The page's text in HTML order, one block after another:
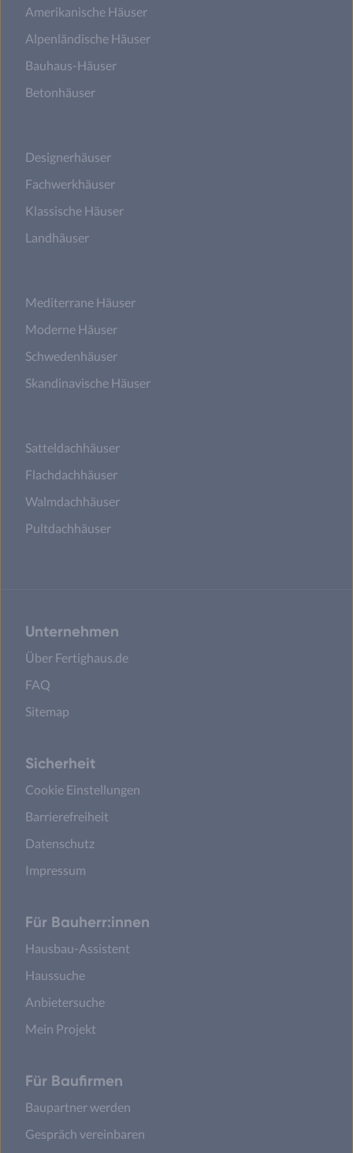
Amerikanische Häuser
Alpenländische Häuser
Bauhaus-Häuser
Betonhäuser
Designerhäuser
Fachwerkhäuser
Klassische Häuser
Landhäuser
Mediterrane Häuser
Moderne Häuser
Schwedenhäuser
Skandinavische Häuser
Satteldachhäuser
Flachdachhäuser
Walmdachhäuser
Pultdachhäuser
Unternehmen
Über Fertighaus.de
FAQ
Sitemap
Sicherheit
Cookie Einstellungen
Barrierefreiheit
Datenschutz
Impressum
Für Bauherr:innen
Hausbau-Assistent
Haussuche
Anbietersuche
Mein Projekt
Für Baufirmen
Baupartner werden
Gespräch vereinbaren